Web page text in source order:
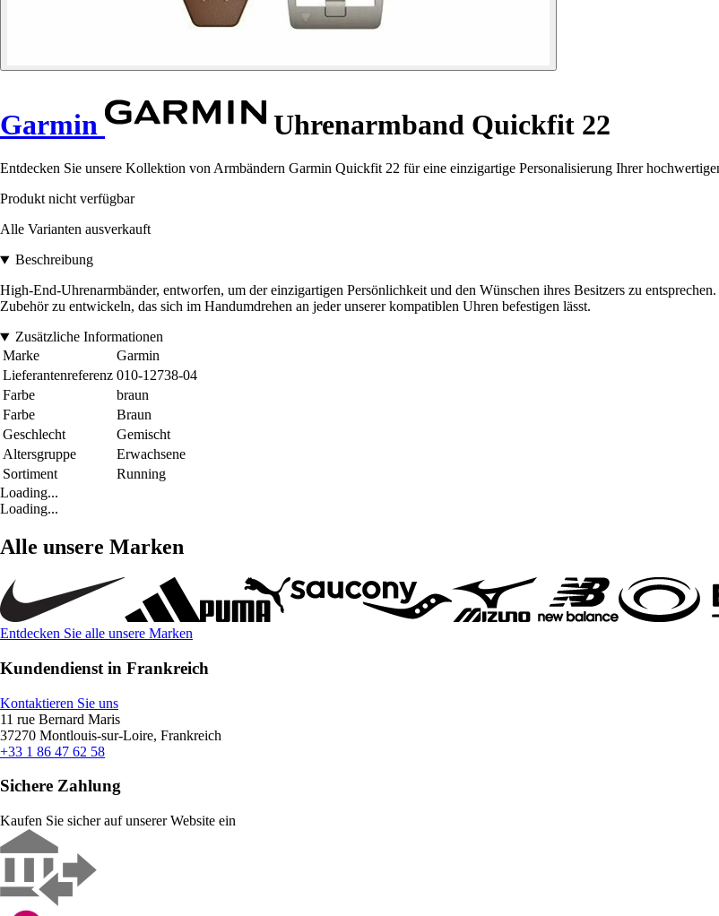
Garmin Uhrenarmband Quickfit 22
Entdecken Sie unsere Kollektion von Armbändern Garmin Quickfit 22 für eine einzigartige Personalisierung Ihrer
Produkt nicht verfügbar
Alle Varianten ausverkauft
Beschreibung
High-End-Uhrenarmbänder, entworfen, um der einzigartigen Persönlichkeit und den Wünschen ihres Besitzers zu
Zubehör zu entwickeln, das sich im Handumdrehen an jeder unserer kompatiblen Uhren befestigen lässt.
Zusätzliche Informationen
Marke
Garmin
Lieferantenreferenz 010-12738-04
Farbe
braun
Farbe
Braun
Geschlecht
Gemischt
Altersgruppe
Erwachsene
Sortiment
Running
Loading...
Loading...
Alle unsere Marken
Entdecken Sie alle unsere Marken
Kundendienst in Frankreich
Kontaktieren Sie uns
11 rue Bernard Maris
37270 Montlouis-sur-Loire, Frankreich
+33 1 86 47 62 58
Sichere Zahlung
Kaufen Sie sicher auf unserer Website ein